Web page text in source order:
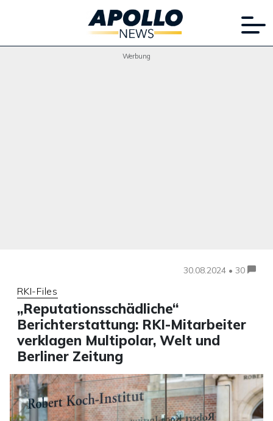
Werbung
30.08.2024 • 30
RKI-Files
„Reputationsschädliche“
Berichterstattung: RKI-Mitarbeiter
verklagen Multipolar, Welt und
Berliner Zeitung